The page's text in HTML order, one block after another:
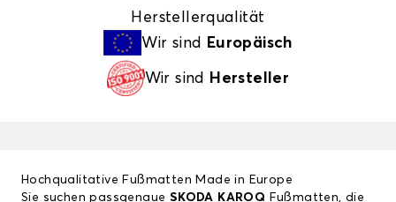
Herstellerqualität
Wir sind
Europäisch
Wir sind Hersteller
Hochqualitative Fußmatten Made in Europe
Sie suchen passgenaue SKODA KAROQ Fußmatten, die